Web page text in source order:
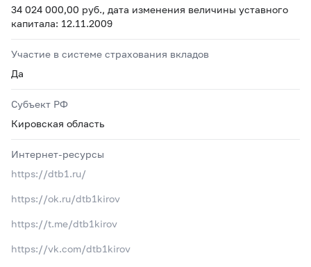
34 024 000,00 руб., дата изменения величины уставного
капитала: 12.11.2009
Участие в системе страхования вкладов
Да
Субъект РФ
Кировская область
Интернет-ресурсы
https://dtb1.ru/
https://ok.ru/dtb1kirov
https://t.me/dtb1kirov
https://vk.com/dtb1kirov